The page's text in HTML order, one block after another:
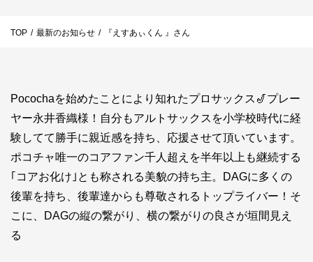
最新のお知らせ
お仕事のご相談・お問い合わせ
TOP / 最新のお知らせ / 『えすあぃくん 』さん
Pocochaを始めたことにより知れたプロサックス🎷プレー
ヤー永井香織様！自分もアルトサックスを小学校時代に経
験してて勝手に親近感を持ち、応援させて頂いています。
ポコチャ唯一のコアファン千人超えを半年以上も継続する
｢コアお化け｣とも称される美貌の持ち主。DAGに多くの
後輩を持ち、後輩達からも尊敬されるトップライバー！そ
こに、DAGの縦の繋がり、横の繋がりの良さが垣間見え
る